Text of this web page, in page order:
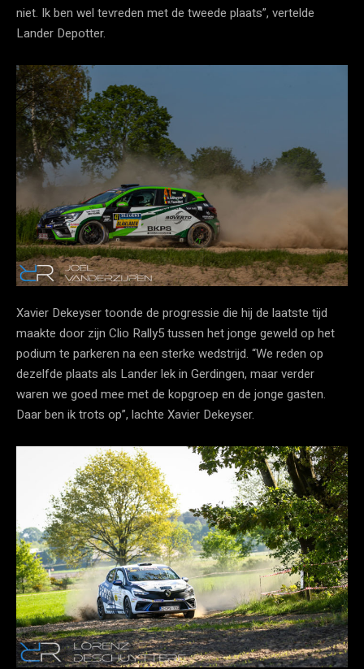
niet. Ik ben wel tevreden met de tweede plaats”, vertelde
Lander Depotter.
Xavier Dekeyser toonde de progressie die hij de laatste tijd
maakte door zijn Clio Rally5 tussen het jonge geweld op het
podium te parkeren na een sterke wedstrijd. “We reden op
dezelfde plaats als Lander lek in Gerdingen, maar verder
waren we goed mee met de kopgroep en de jonge gasten.
Daar ben ik trots op”, lachte Xavier Dekeyser.